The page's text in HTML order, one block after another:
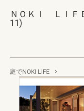
ＮＯＫＩ ＬＩＦ
11)
庭でNOKI LIFE